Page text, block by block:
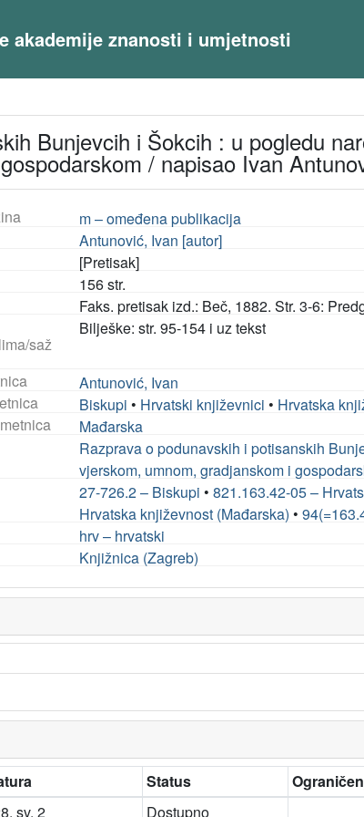
akademije znanosti i umjetnosti
Bunjevcih i Šokcih : u pogledu
/ napisao Ivan
m – omeđena publikacija
Antunović, Ivan [autor]
[Pretisak]
156 str.
Faks. pretisak izd.: Beč, 1882. Str. 3-6:
saž
Bilješke: str. 95-154 i uz tekst
Antunović, Ivan
Biskupi • Hrvatski književnici • Hrvatska
Mađarska
Razprava o podunavskih i potisanskih
vjerskom, umnom, gradjanskom i
27-726.2 – Biskupi •821.163.42-05 –
Hrvatska književnost (Mađarska) •
hrv – hrvatski
Knjižnica (Zagreb)
Status
sv. 2 Dostupno